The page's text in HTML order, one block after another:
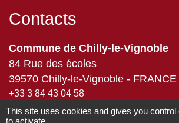
Contacts
Commune de Chilly-le-Vignoble
84 Rue des écoles
39570 Chilly-le-Vignoble - FRANCE
+33 3 84 43 04 58
Contact par formulaire
This site uses cookies and gives you
to activate